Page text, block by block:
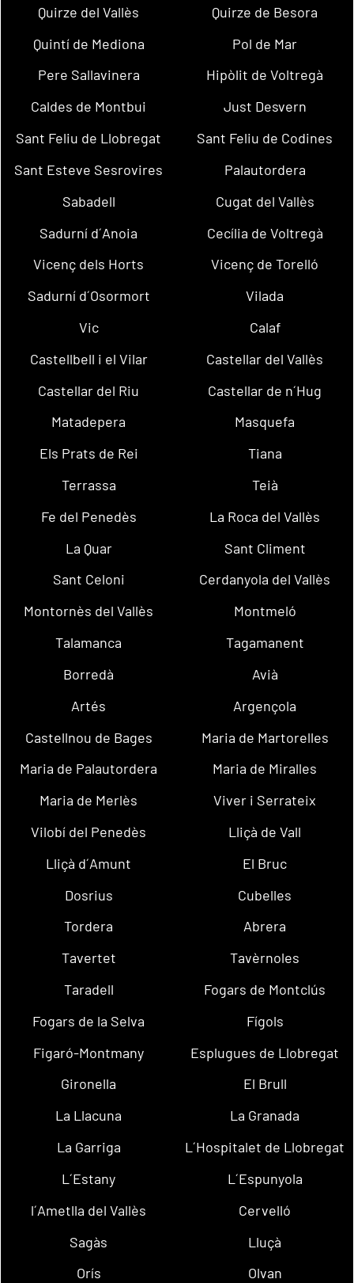
Quirze del Vallès
Quirze de Besora
Quintí de Mediona
Pol de Mar
Pere Sallavinera
Hipòlit de Voltregà
Caldes de Montbui
Just Desvern
Sant Feliu de Llobregat
Sant Feliu de Codines
Sant Esteve Sesrovires
Palautordera
Sabadell
Cugat del Vallès
Sadurní d´Anoia
Cecília de Voltregà
Vicenç dels Horts
Vicenç de Torelló
Sadurní d´Osormort
Vilada
Vic
Calaf
Castellbell i el Vilar
Castellar del Vallès
Castellar del Riu
Castellar de n´Hug
Matadepera
Masquefa
Els Prats de Rei
Tiana
Terrassa
Teià
Fe del Penedès
La Roca del Vallès
La Quar
Sant Climent
Sant Celoni
Cerdanyola del Vallès
Montornès del Vallès
Montmeló
Talamanca
Tagamanent
Borredà
Avià
Artés
Argençola
Castellnou de Bages
Maria de Martorelles
Maria de Palautordera
Maria de Miralles
Maria de Merlès
Viver i Serrateix
Vilobí del Penedès
Lliçà de Vall
Lliçà d´Amunt
El Bruc
Dosrius
Cubelles
Tordera
Abrera
Tavertet
Tavèrnoles
Taradell
Fogars de Montclús
Fogars de la Selva
Fígols
Figaró-Montmany
Esplugues de Llobregat
Gironella
El Brull
La Llacuna
La Granada
La Garriga
L´Hospitalet de Llobregat
L´Estany
L´Espunyola
l´Ametlla del Vallès
Cervelló
Sagàs
Lluçà
Orís
Olvan